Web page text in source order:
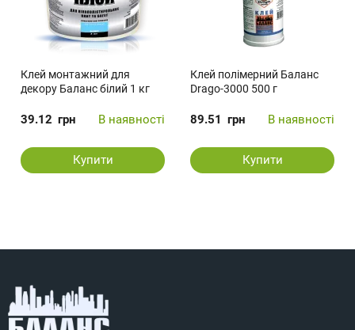
Клей монтажний для
декору Баланс білий 1 кг
39.12 грн В наявності
Купити
Клей полімерний Баланс
Drago-3000 500 г
89.51 грн В наявності
Купити